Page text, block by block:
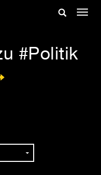
Suche
#Politik